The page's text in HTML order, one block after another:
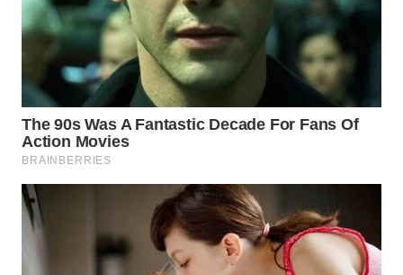
WN
SURABAYA
WN
NATUNA
WN
MANDALIKA